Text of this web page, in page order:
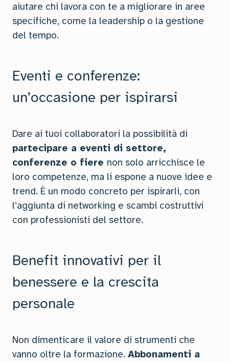
aiutare chi lavora con te a migliorare in aree
specifiche, come la leadership o la gestione
del tempo.
Eventi e conferenze:
un’occasione per ispirarsi
Dare ai tuoi collaboratori la possibilità di
partecipare a eventi di settore,
conferenze o fiere non solo arricchisce le
loro competenze, ma li espone a nuove idee e
trend. È un modo concreto per ispirarli, con
l’aggiunta di networking e scambi costruttivi
con professionisti del settore.
Benefit innovativi per il
benessere e la crescita
personale
Non dimenticare il valore di strumenti che
vanno oltre la formazione. Abbonamenti a